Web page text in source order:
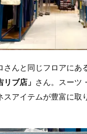
さんと同じフロアにあ
ブ店」 さん。スーツ
スアイテムが豊富に取